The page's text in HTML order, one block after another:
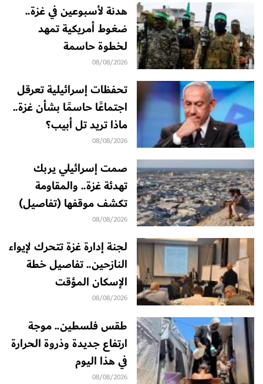
هدنة لأسبوعين في غزة..
ضغوط أمريكية تمهد
لخطوة حاسمة
08/08/2026
تحفظات إسرائيلية تعرقل
اجتماعًا حاسمًا بشأن غزة..
ماذا تريد تل أبيب؟
08/08/2026
صمت إسرائيلي يربك
تهدئة غزة.. والمقاومة
تكشف موقفها (تفاصيل)
08/08/2026
لجنة إدارة غزة تتحرك لإيواء
النازحين.. تفاصيل خطة
الإسكان المؤقت
08/08/2026
طقس فلسطين.. موجة
ارتفاع جديدة وذروة الحرارة
في هذا اليوم
08/08/2026